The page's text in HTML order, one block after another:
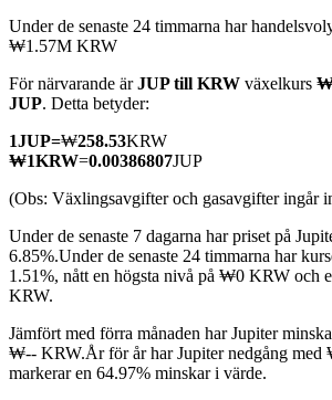
TradFi
Derivat för aktier, valuta, ädelmetaller
Futures med USDC som säkerhet
Under de senaste 24 timmarna har
₩1.57M KRW
För närvarande ärJUP till KRW växelkurs
JUP. Detta betyder:
1JUP=₩258.53KRW
₩1KRW=0.00386807JUP
(Obs: Växlingsavgifter och gasavgifter ingår
Under de senaste 7 dagarna har priset på
6.85%.Under de senaste 24 timmarna har
1.51%, nått en högsta nivå på ₩0 KRW och
KRW.
Jämfört med förra månaden har Jupiter
₩-- KRW.År för år har Jupiter nedgång
markerar en 64.97% minskar i värde.